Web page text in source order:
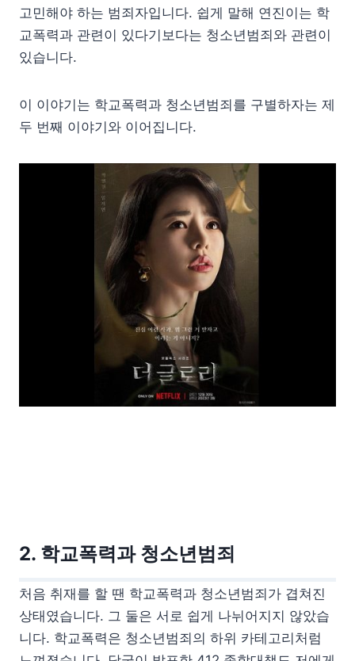
고민해야 하는 범죄자입니다. 쉽게 말해 연진이는 학
교폭력과 관련이 있다기보다는 청소년범죄와 관련이
있습니다.
이 이야기는 학교폭력과 청소년범죄를 구별하자는 제
두 번째 이야기와 이어집니다.
2. 학교폭력과 청소년범죄
처음 취재를 할 땐 학교폭력과 청소년범죄가 겹쳐진
상태였습니다. 그 둘은 서로 쉽게 나뉘어지지 않았습
니다. 학교폭력은 청소년범죄의 하위 카테고리처럼